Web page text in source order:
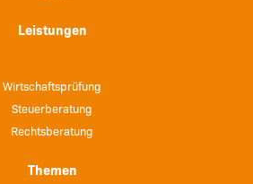
Leistungen
Wirtschaftsprüfung
Steuerberatung
Rechtsberatung
Themen